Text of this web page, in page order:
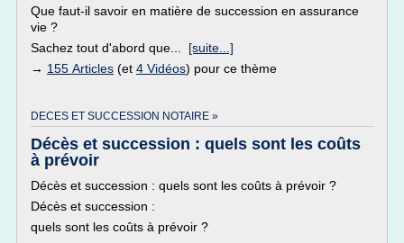
Que faut-il savoir en matière de succession en assurance
vie ?
Sachez tout d'abord que... [suite...]
→ 155 Articles (et 4 Vidéos) pour ce thème
DECES ET SUCCESSION NOTAIRE »
Décès et succession : quels sont les coûts
à prévoir
Décès et succession : quels sont les coûts à prévoir ?
Décès et succession :
quels sont les coûts à prévoir ?